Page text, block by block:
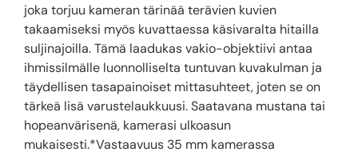
joka torjuu kameran tärinää terävien kuvien
takaamiseksi myös kuvattaessa käsivaralta hitailla
suljinajoilla. Tämä laadukas vakio-objektiivi antaa
ihmissilmälle luonnolliselta tuntuvan kuvakulman ja
täydellisen tasapainoiset mittasuhteet, joten se on
tärkeä lisä varustelaukkuusi. Saatavana mustana tai
hopeanvärisenä, kamerasi ulkoasun
mukaisesti.*Vastaavuus 35 mm kamerassa